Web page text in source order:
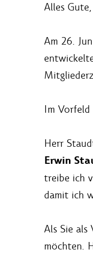
Alles
Am 26.
Im Vorfeld
Herr
Erwin
treibe ich
damit ich
Als Sie als
möchten.